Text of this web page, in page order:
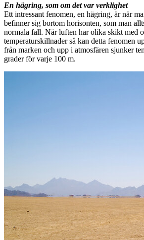
En hägring, som om det var verklighet
Ett intressant fenomen, en hägring, är när
befinner sig bortom horisonten, som man
normala fall. När luften har olika skikt med
temperaturskillnader så kan detta fenomen
från marken och upp i atmosfären sjunker
grader för varje 100 m.